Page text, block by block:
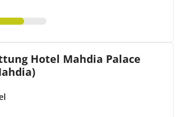
Hotel Mahdia Palace